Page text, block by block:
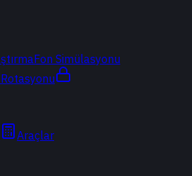
Fon Simülasyonu
Araçlar